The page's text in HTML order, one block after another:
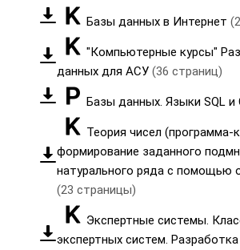
Базы данных в Интернет
"Компьютерные курсы"
данных для АСУ (36 страниц)
Базы данных. Языки SQL и
Теория чисел (программа-
формирование заданного
натурального ряда с помощью
(23 страницы)
Экспертные системы.
экспертных систем.